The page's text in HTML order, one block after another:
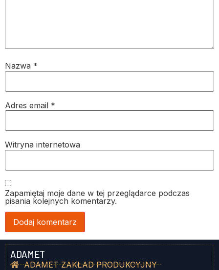
Nazwa *
Adres email *
Witryna internetowa
Zapamiętaj moje dane w tej przeglądarce podczas
pisania kolejnych komentarzy.
ADAMET
ADAMET ZAKŁAD PRODUKCYJNY